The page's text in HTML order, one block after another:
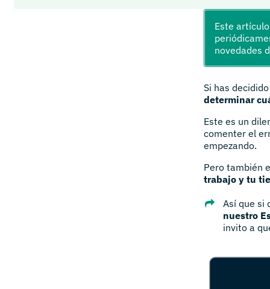
Este
novedades
Si has
determinar
Este es un
comenter el
empezando.
Pero también
trabajo y tu
Así que si
nuestro
invito a